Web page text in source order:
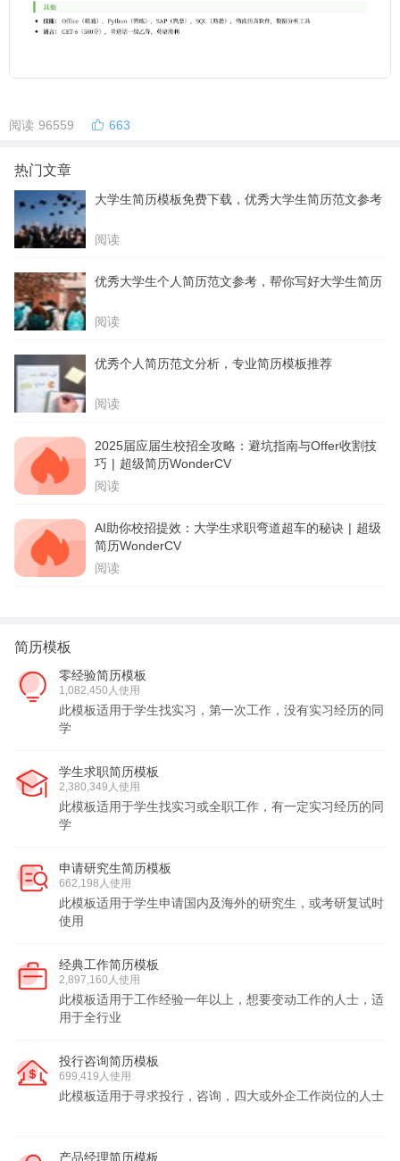
阅读 96559 663
热门文章
大学生简历模板免费下载，优秀大学生简历范文参考
阅读
优秀大学生个人简历范文参考，帮你写好大学生简历
阅读
优秀个人简历范文分析，专业简历模板推荐
阅读
2025届应届生校招全攻略：避坑指南与Offer收割技
巧 | 超级简历WonderCV
阅读
AI助你校招提效：大学生求职弯道超车的秘诀 | 超级
简历WonderCV
阅读
简历模板
零经验简历模板
1,082,450人使用
此模板适用于学生找实习，第一次工作，没有实习经历的同
学
学生求职简历模板
2,380,349人使用
此模板适用于学生找实习或全职工作，有一定实习经历的同
学
申请研究生简历模板
662,198人使用
此模板适用于学生申请国内及海外的研究生，或考研复试时
使用
经典工作简历模板
2,897,160人使用
此模板适用于工作经验一年以上，想要变动工作的人士，适
用于全行业
投行咨询简历模板
699,419人使用
此模板适用于寻求投行，咨询，四大或外企工作岗位的人士
产品经理简历模板